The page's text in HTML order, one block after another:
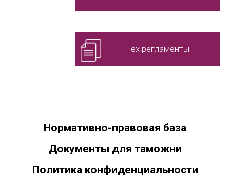
Тех регламенты
Нормативно-правовая база
Документы для таможни
Политика конфиденциальности